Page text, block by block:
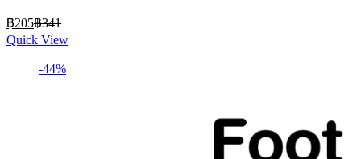
฿205Current
price
is:
฿205.
฿341
was:
฿341.
Quick View
-44%